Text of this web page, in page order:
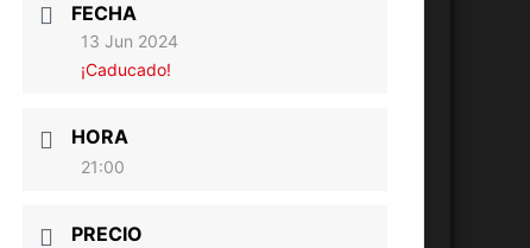
FECHA
13 Jun 2024
¡Caducado!
HORA
21:00
PRECIO